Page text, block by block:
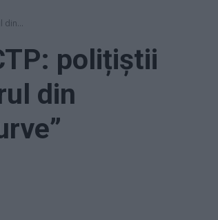
din...
polițiștii
din